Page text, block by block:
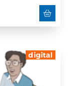
digital